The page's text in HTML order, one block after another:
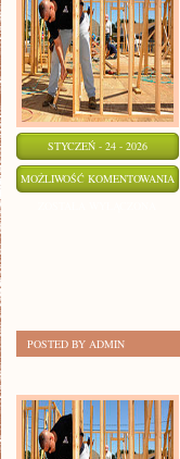
STYCZEŃ - 24 - 2026
MOŻLIWOŚĆ KOMENTOWANIA
POSTED BY ADMIN